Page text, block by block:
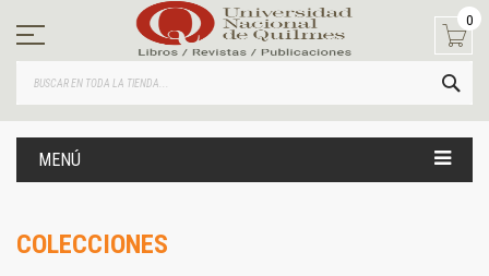
contenido
0
MENÚ
COLECCIONES